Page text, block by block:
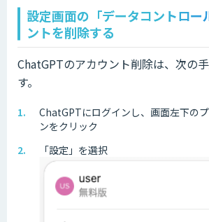
設定画面の「データコントロー
ントを削除する
ChatGPTのアカウント削除は、次の
す。
ChatGPTにログインし、画面左下の
ンをクリック
「設定」を選択